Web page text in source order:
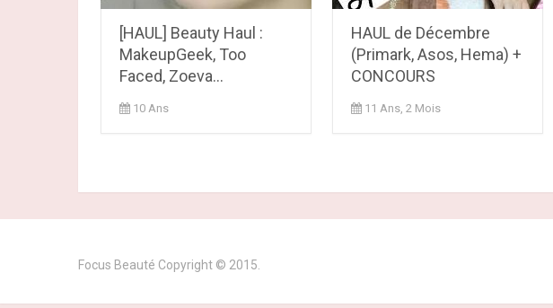
[HAUL] Beauty Haul :
MakeupGeek, Too
Faced, Zoeva...
10 Ans
HAUL de Décembre
(Primark, Asos, Hema) +
CONCOURS
11 Ans, 2 Mois
Focus Beauté Copyright © 2015.